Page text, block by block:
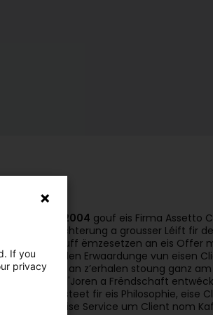
Am Joer 2004 gouf eis Firma Assetto
Begeeschterung a grousser Léift fir
an eisen Beruff ëmzesetzen an eis Offer
an den Erwaardunge vun eisen
an z’erhalen stoung ganz
iwwer d'Joren a Frëndschaft
" steet fir eis Philosophie, eise
och fir eise Service um Client nom
If you
privacy